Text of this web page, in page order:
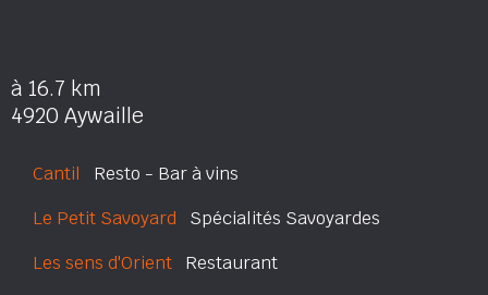
à 16.7 km
4920 Aywaille
Cantil Resto - Bar à vins
Le Petit Savoyard Spécialités Savoyardes
Les sens d'Orient Restaurant